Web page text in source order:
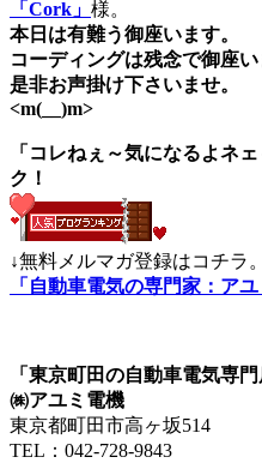
「Cork」 様。
本日は有難う御座います。
コーディングは残念で御座
是非お声掛け下さいませ。
<m(__)m>
「コレねぇ～気になるよネ
ク！
↓無料メルマガ登録はコチラ。
「自動車電気の専門家：ア
「東京町田の自動車電気専門
㈱アユミ電機
東京都町田市高ヶ坂514
TEL：042-728-9843